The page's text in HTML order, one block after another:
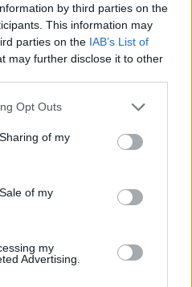
by third parties on the
This information may
parties on the IAB’s List of
may further disclose it to other
Opt Outs
of my
of my
my
Advertising.
και στο Instagram